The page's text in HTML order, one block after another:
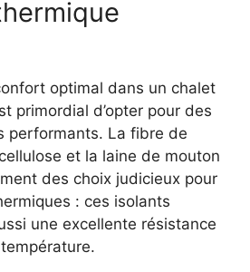
optimal dans un chalet
primordial d’opter pour des
performants. La fibre de
et la laine de mouton
des choix judicieux pour
: ces isolants
une excellente résistance